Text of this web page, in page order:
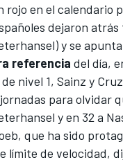
rojo en el calendario
dejaron
y se
referencia del día,
nivel 1, Sainz y
para olvidar
y en 32 a
que ha sido
límite de velocidad,